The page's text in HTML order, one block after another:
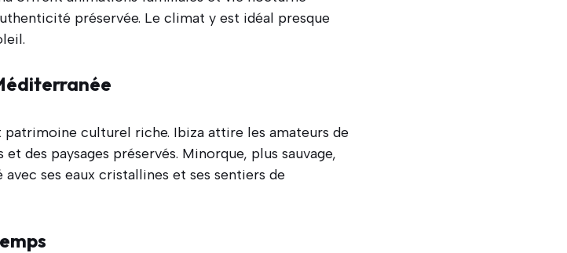
préservée. Le climat y est idéal presque
culturel riche. Ibiza attire les amateurs de
des paysages préservés. Minorque, plus sauvage,
ses eaux cristallines et ses sentiers de